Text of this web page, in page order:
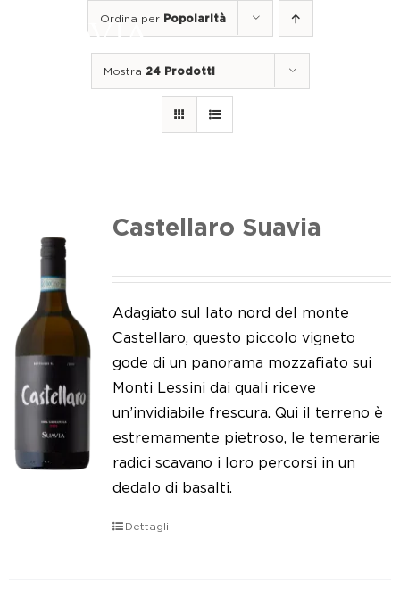
Il nostro lavoro
I nostri vigneti
Tappo a vite
Le nostre news
Ordina per Popolarità
Mostra 24 Prodotti
Castellaro Suavia
Adagiato sul lato nord del monte
Castellaro, questo piccolo vigneto
gode di un panorama mozzafiato sui
Monti Lessini dai quali riceve
un’invidiabile frescura. Qui il terreno è
estremamente pietroso, le temerarie
radici scavano i loro percorsi in un
dedalo di basalti.
Dettagli